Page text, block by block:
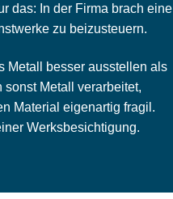
das: In der Firma brach eine
zu beizusteuern.
Metall besser ausstellen als
Metall verarbeitet,
Material eigenartig fragil.
Werksbesichtigung.